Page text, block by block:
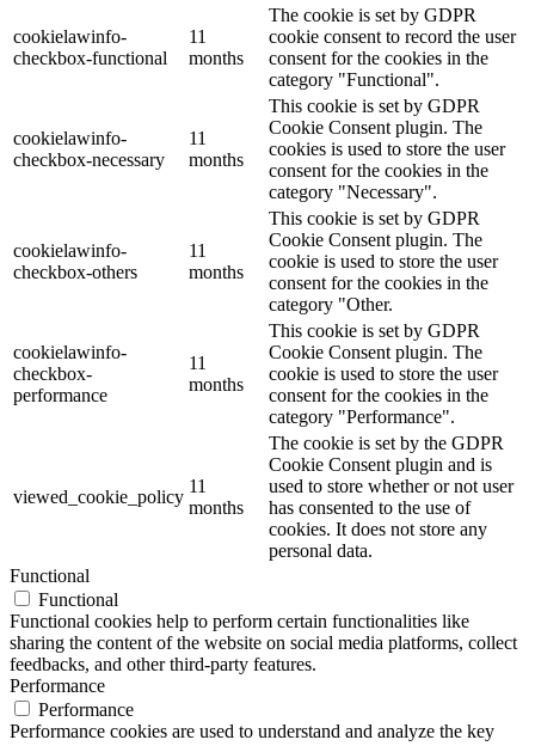
cookielawinfo-
checkbox-functional
11
months
The cookie is set by GDPR
cookie consent to record the user
consent for the cookies in the
category "Functional".
cookielawinfo-
checkbox-necessary
11
months
This cookie is set by GDPR
Cookie Consent plugin. The
cookies is used to store the user
consent for the cookies in the
category "Necessary".
cookielawinfo-
checkbox-others
11
months
This cookie is set by GDPR
Cookie Consent plugin. The
cookie is used to store the user
consent for the cookies in the
category "Other.
cookielawinfo-
checkbox-
performance
11
months
This cookie is set by GDPR
Cookie Consent plugin. The
cookie is used to store the user
consent for the cookies in the
category "Performance".
viewed_cookie_policy
11
months
The cookie is set by the GDPR
Cookie Consent plugin and is
used to store whether or not user
has consented to the use of
cookies. It does not store any
personal data.
Functional
Functional
Functional cookies help to perform certain functionalities like
sharing the content of the website on social media platforms, collect
feedbacks, and other third-party features.
Performance
Performance
Performance cookies are used to understand and analyze the key